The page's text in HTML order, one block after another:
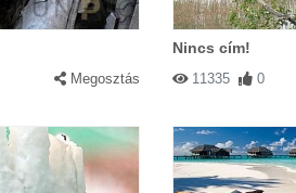
Megosztás
Nincs cím!
11335 0